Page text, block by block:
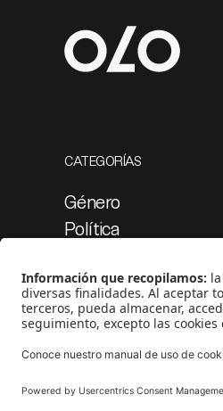
CATEGORÍAS
Género
Política
Medio ambiente
Medios y periodismo
Ciudad
Movilización social